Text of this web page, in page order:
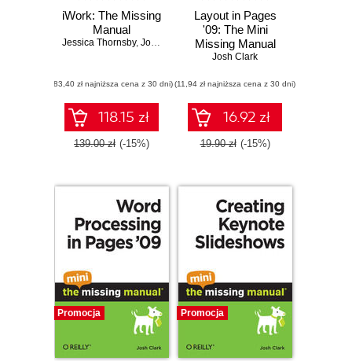
iWork: The Missing
Manual
Jessica Thornsby, Josh Clark
(83,40 zł najniższa cena z 30 dni)
118.15 zł
139.00 zł (-15%)
Layout in Pages
'09: The Mini
Missing Manual
Josh Clark
(11,94 zł najniższa cena z 30 dni)
16.92 zł
19.90 zł (-15%)
Promocja Promocja